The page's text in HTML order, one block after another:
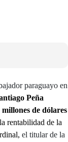
paraguayo en
Peña
de dólares
rentabilidad de la
el titular de la